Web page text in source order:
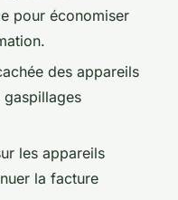
pour économiser
des appareils
les appareils
la facture